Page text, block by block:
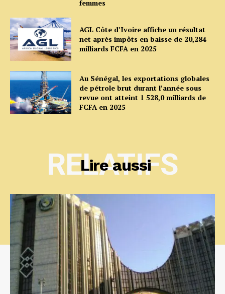
femmes
AGL Côte d’Ivoire affiche un résultat
net après impôts en baisse de 20,284
milliards FCFA en 2025
Au Sénégal, les exportations globales
de pétrole brut durant l’année sous
revue ont atteint 1 528,0 milliards de
FCFA en 2025
Lire aussi
RELATIFS